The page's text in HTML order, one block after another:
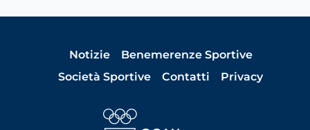
Notizie
Benemerenze Sportive
Società Sportive
Contatti Privacy